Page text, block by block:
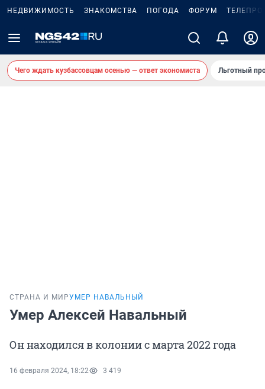
НЕДВИЖИМОСТЬ ЗНАКОМСТВА ПОГОДА ФОРУМ
Чего ждать кузбассовцам осенью — ответ экономиста Льготный
СТРАНА И МИРУМЕР НАВАЛЬНЫЙ
Умер Алексей Навальный
Он находился в колонии с марта 2022 года
16 февраля 2024, 18:22 3 419